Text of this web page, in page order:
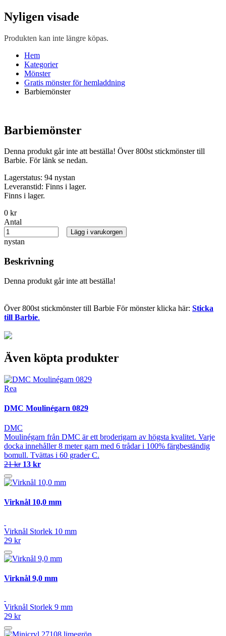
Nyligen visade
Produkten kan inte längre köpas.
Hem
Kategorier
Mönster
Gratis mönster för hemladdning
Barbiemönster
Barbiemönster
Denna produkt går inte att beställa! Över 800st stickmönster till
Barbie. För länk se nedan.
Lagerstatus: 94 nystan
Leveranstid: Finns i lager.
Finns i lager.
0 kr
Antal
nystan
Lägg i varukorgen
Beskrivning
Denna produkt går inte att beställa!
Över 800st stickmönster till Barbie För mönster klicka här: Sticka
till Barbie.
Även köpta produkter
Rea
DMC Moulinégarn 0829
DMC
Moulinégarn från DMC är ett broderigarn av högsta kvalitet. Varje
docka innehåller 8 meter garn med 6 trådar i 100% färgbeständig
bomull. Tvättas i 60 grader C.
21 kr 13 kr
Virknål 10,0 mm
Virknål Storlek 10 mm
29 kr
Virknål 9,0 mm
Virknål Storlek 9 mm
29 kr